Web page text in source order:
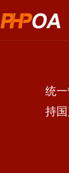
专
统
持国